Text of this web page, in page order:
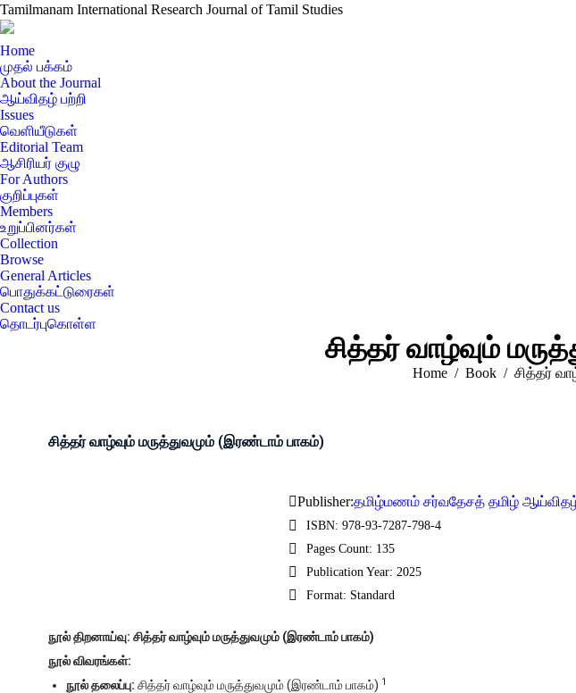
Tamilmanam International Research Journal of Tamil Studies
Home
முதல் பக்கம்
About the Journal
ஆய்விதழ் பற்றி
Issues
வெளியீடுகள்
Editorial Team
ஆசிரியர் குழு
For Authors
குறிப்புகள்
Members
உறுப்பினர்கள்
Collection
Browse
General Articles
பொதுக்கட்டுரைகள்
Contact us
தொடர்புகொள்ள
சித்தர் வாழ்வும்
You are here:
Home Book சித்தர்
சித்தர் வாழ்வும் மருத்துவமும் (இரண்டாம் பாகம்)
Publisher:தமிழ்மணம் சர்வதேசத் தமிழ்
ISBN: 978-93-7287-798-4
Pages Count: 135
Publication Year: 2025
Format: Standard
நூல் திறனாய்வு: சித்தர் வாழ்வும் மருத்துவமும் (இரண்டாம் பாகம்)
நூல் விவரங்கள்:
நூல் தலைப்பு: சித்தர் வாழ்வும் மருத்துவமும் (இரண்டாம் பாகம்) 1